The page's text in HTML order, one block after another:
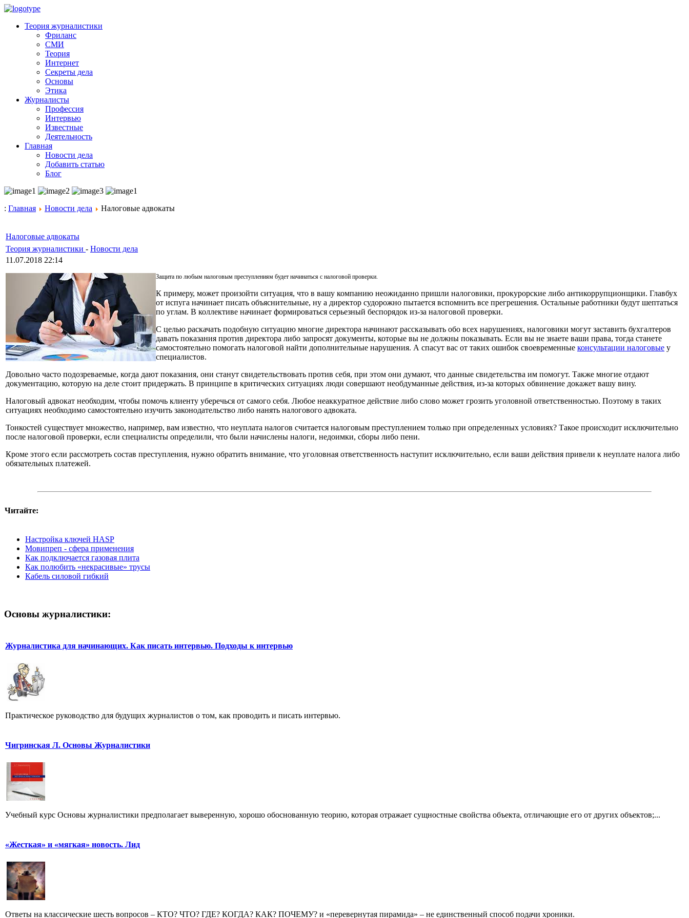
Теория журналистики
Фриланс
СМИ
Теория
Интернет
Секреты дела
Основы
Этика
Журналисты
Профессия
Интервью
Известные
Деятельность
Главная
Новости дела
Добавить статью
Блог
: Главная Новости дела Налоговые адвокаты
Налоговые адвокаты
Теория журналистики - Новости дела
11.07.2018 22:14
Защита по любым налоговым преступлениям будет начинаться с налоговой проверки.
К примеру, может произойти ситуация, что в вашу компанию неожиданно пришли налоговики, прокурорские либо антикоррупционщики. Главбух
от испуга начинает писать объяснительные, ну а директор судорожно пытается вспомнить все прегрешения. Остальные работники будут шептаться
по углам. В коллективе начинает формироваться серьезный беспорядок из-за налоговой проверки.
С целью раскачать подобную ситуацию многие директора начинают рассказывать обо всех нарушениях, налоговики могут заставить бухгалтеров
давать показания против директора либо запросят документы, которые вы не должны показывать. Если вы не знаете ваши права, тогда станете
самостоятельно помогать налоговой найти дополнительные нарушения. А спасут вас от таких ошибок своевременные консультации налоговые у
специалистов.
Довольно часто подозреваемые, когда дают показания, они станут свидетельствовать против себя, при этом они думают, что данные свидетельства им помогут. Также многие отдают
документацию, которую на деле стоит придержать. В принципе в критических ситуациях люди совершают необдуманные действия, из-за которых обвинение докажет вашу вину.
Налоговый адвокат необходим, чтобы помочь клиенту уберечься от самого себя. Любое неаккуратное действие либо слово может грозить уголовной ответственностью. Поэтому в таких
ситуациях необходимо самостоятельно изучить законодательство либо нанять налогового адвоката.
Тонкостей существует множество, например, вам известно, что неуплата налогов считается налоговым преступлением только при определенных условиях? Такое происходит исключительно
после налоговой проверки, если специалисты определили, что были начислены налоги, недоимки, сборы либо пени.
Кроме этого если рассмотреть состав преступления, нужно обратить внимание, что уголовная ответственность наступит исключительно, если ваши действия привели к неуплате налога либо
обязательных платежей.
Читайте:
Настройка ключей HASP
Мовипреп - сфера применения
Как подключается газовая плита
Как полюбить «некрасивые» трусы
Кабель силовой гибкий
Основы журналистики:
Журналистика для начинающих. Как писать интервью. Подходы к интервью
Практическое руководство для будущих журналистов о том, как проводить и писать интервью.
Чигринская Л. Основы Журналистики
Учебный курс Основы журналистики предполагает выверенную, хорошо обоснованную теорию, которая отражает сущностные свойства объекта, отличающие его от других объектов;...
«Жесткая» и «мягкая» новость. Лид
Ответы на классические шесть вопросов – КТО? ЧТО? ГДЕ? КОГДА? КАК? ПОЧЕМУ? и «перевернутая пирамида» – не единственный способ подачи хроники.